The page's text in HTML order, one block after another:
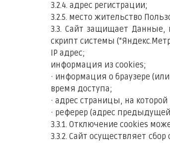
3.2.4. адрес регистрации;
3.2.5. место жительство
3.3. Сайт защищает Данные,
скрипт системы
IP адрес;
информация из cookies;
· информация о браузере
время доступа;
· адрес страницы, на
· реферер (адрес
3.3.1. Отключение cookies
3.3.2. Сайт осуществляет